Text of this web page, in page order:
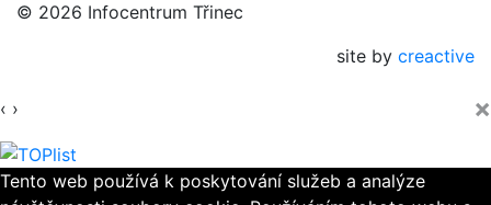
© 2026 Infocentrum Třinec
site by creactive
‹ › ×
Tento web používá k poskytování služeb a analýze